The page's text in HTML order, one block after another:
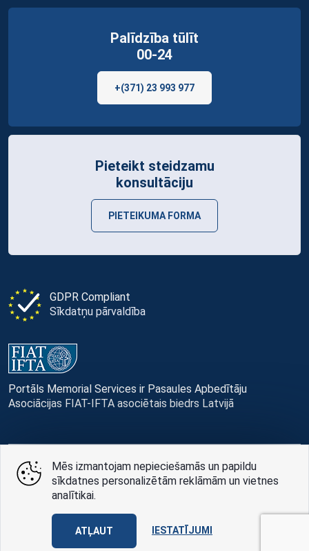
GDPR Compliant
Sīkdatņu pārvaldība
Portāls Memorial Services ir Pasaules Apbedītāju
Asociācijas FIAT-IFTA asociētais biedrs Latvijā
Palīdzība tūlīt
00-24
+(371) 23 993 977
Pieteikt steidzamu
konsultāciju
PIETEIKUMA FORMA
© Memorial Services, 2016 — 2026 pr3-g
Privātuma politikai
AABB TEAM
Mēs izmantojam nepieciešamās un papildu
sīkdatnes personalizētām reklāmām un vietnes
analītikai.
ATĻAUT IESTATĪJUMI